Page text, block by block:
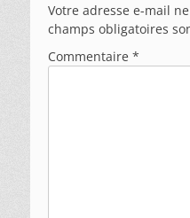
Votre adresse e-mail
champs obligatoires
Commentaire *